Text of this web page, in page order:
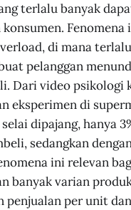
terlalu banyak
Fenomena
di mana
pelanggan
Dari video psikologi
eksperimen di
dipajang, hanya
sedangkan
ini relevan
banyak varian
penjualan per unit